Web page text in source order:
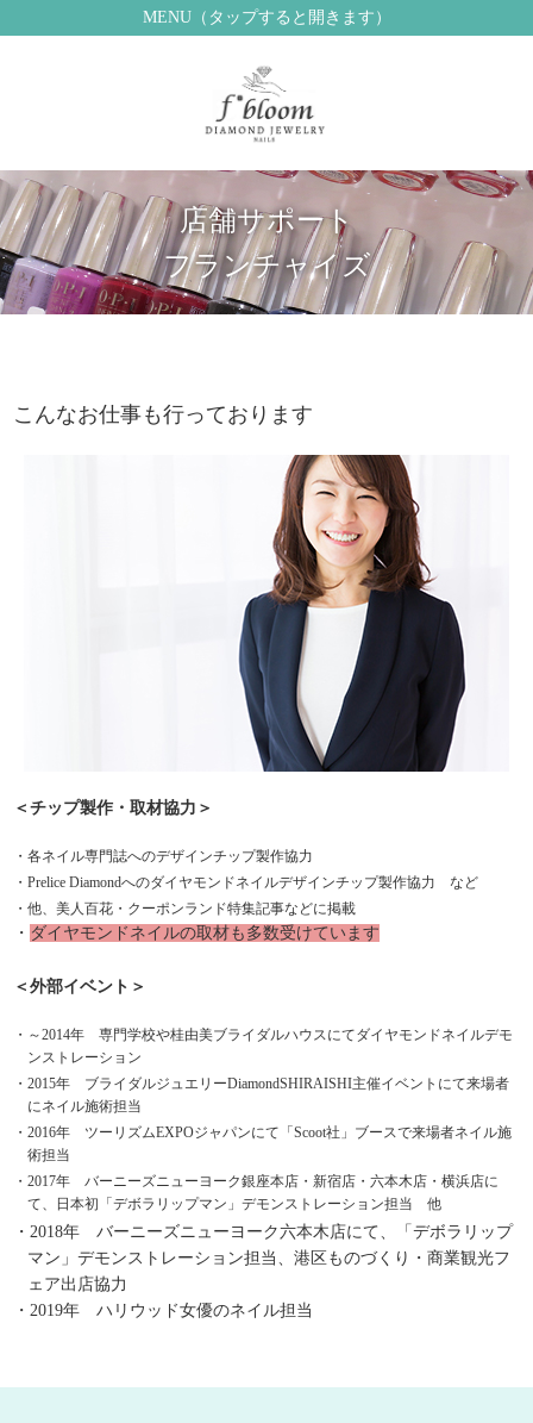
店舗サポート
フランチャイズ
こんなお仕事も行っております
＜チップ製作・取材協力＞
・各ネイル専門誌へのデザインチップ製作協力
・Prelice Diamondへのダイヤモンドネイルデザインチップ製作協力 など
・他、美人百花・クーポンランド特集記事などに掲載
・ ダイヤモンドネイルの取材も多数受けています
＜外部イベント＞
・～2014年 専門学校や桂由美ブライダルハウスにてダイヤモンドネイルデモ
ンストレーション
・2015年 ブライダルジュエリーDiamondSHIRAISHI主催イベントにて来場者
にネイル施術担当
・2016年 ツーリズムEXPOジャパンにて「Scoot社」ブースで来場者ネイル施
術担当
・2017年 バーニーズニューヨーク銀座本店・新宿店・六本木店・横浜店に
て、日本初「デボラリップマン」デモンストレーション担当 他
・2018年 バーニーズニューヨーク六本木店にて、「デボラリップ
マン」デモンストレーション担当、港区ものづくり・商業観光フ
ェア出店協力
・2019年 ハリウッド女優のネイル担当
MENU（タップすると開きます）